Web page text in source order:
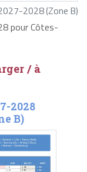
2028 (Zone B)
pour Côtes-
/ à
2028
B)